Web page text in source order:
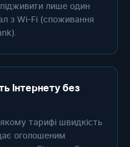
лише один
з Wi-Fi (споживання
Інтернету без
тарифі швидкість
оголошеним